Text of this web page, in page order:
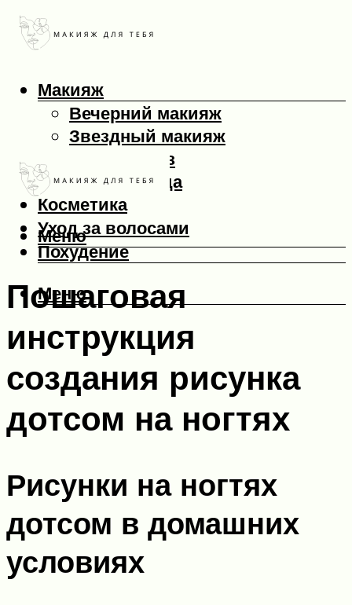
Макияж
Вечерний макияж
Звездный макияж
Макияж глаз
Макияж лица
Косметика
Уход за волосами
Похудение
Меню
Меню
Пошаговая
инструкция
создания рисунка
дотсом на ногтях
Рисунки на ногтях
дотсом в домашних
условиях